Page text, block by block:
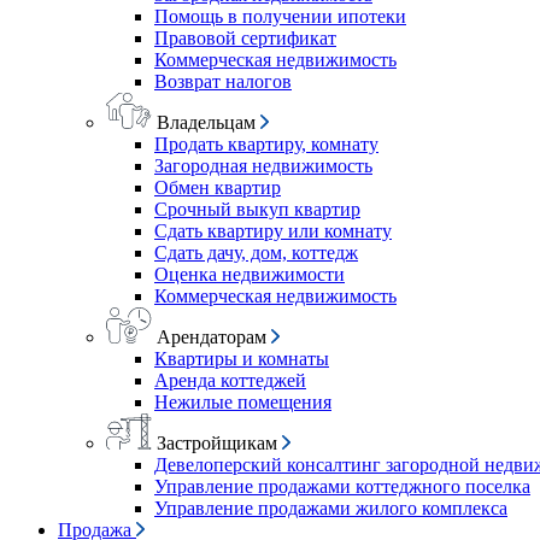
Помощь в получении ипотеки
Правовой сертификат
Коммерческая недвижимость
Возврат налогов
Владельцам
Продать квартиру, комнату
Загородная недвижимость
Обмен квартир
Срочный выкуп квартир
Сдать квартиру или комнату
Сдать дачу, дом, коттедж
Оценка недвижимости
Коммерческая недвижимость
Арендаторам
Квартиры и комнаты
Аренда коттеджей
Нежилые помещения
Застройщикам
Девелоперский консалтинг загородной
Управление продажами коттеджного поселка
Управление продажами жилого комплекса
Продажа